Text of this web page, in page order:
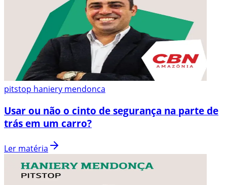
pitstop haniery mendonca
Usar ou não o cinto de segurança na parte de
trás em um carro?
Ler matéria